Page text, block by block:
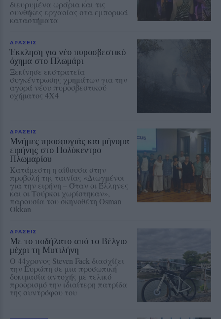
διευρυμένα ωράρια και τις
συνθήκες εργασίας στα εμπορικά
καταστήματα
ΔΡΑΣΕΙΣ
Έκκληση για νέο πυροσβεστικό
όχημα στο Πλωμάρι
Ξεκίνησε εκστρατεία
συγκέντρωσης χρημάτων για την
αγορά νέου πυροσβεστικού
οχήματος 4Χ4
ΔΡΑΣΕΙΣ
Μνήμες προσφυγιάς και μήνυμα
ειρήνης στο Πολύκεντρο
Πλωμαρίου
Κατάμεστη η αίθουσα στην
προβολή της ταινίας «Διωγμένοι
για την ειρήνη – Όταν οι Έλληνες
και οι Τούρκοι χωρίστηκαν»,
παρουσία του σκηνοθέτη Osman
Okkan
ΔΡΑΣΕΙΣ
Με το ποδήλατο από το Βέλγιο
μέχρι τη Μυτιλήνη
Ο 44χρονος Steven Fack διασχίζει
την Ευρώπη σε μια προσωπική
δοκιμασία αντοχής με τελικό
προορισμό την ιδιαίτερη πατρίδα
της συντρόφου του